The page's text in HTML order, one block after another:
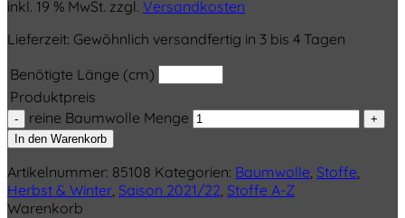
inkl. 19 % MwSt. zzgl. Versandkosten
Lieferzeit: Gewöhnlich versandfertig in 3 bis 4 Tagen
Benötigte Länge (cm)
Produktpreis
reine Baumwolle Menge
In den Warenkorb
Artikelnummer: 85108 Kategorien: Baumwolle Stoffe
Herbst & Winter Saison 2021/22 Stoffe A-Z
Warenkorb